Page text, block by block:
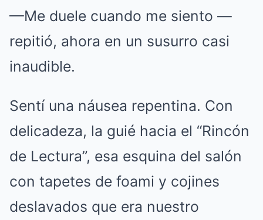
—Me duele cuando me siento —
repitió, ahora en un susurro casi
inaudible.
Sentí una náusea repentina. Con
delicadeza, la guié hacia el “Rincón
de Lectura”, esa esquina del salón
con tapetes de foami y cojines
deslavados que era nuestro